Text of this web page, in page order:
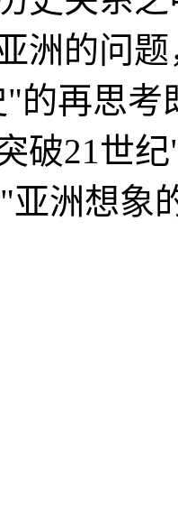
洲的问
的再思考
破21世
亚洲想象